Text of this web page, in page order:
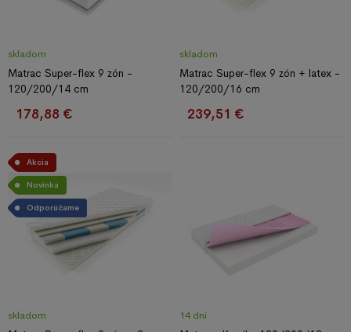
skladom
Matrac Super-flex 9 zón -
120/200/14 cm
178,88 €
skladom
Matrac Super-flex 9 zón + latex -
120/200/16 cm
239,51 €
Akcia
Novinka
Odporúčame
skladom
14 dní